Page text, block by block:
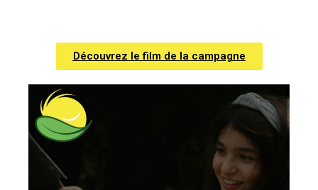
Découvrez le film de la campagne